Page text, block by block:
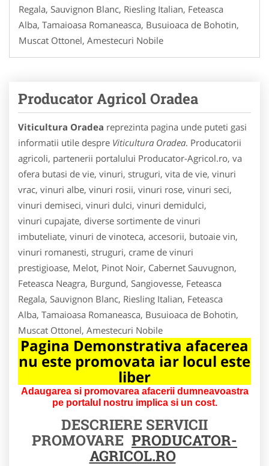
Regala, Sauvignon Blanc, Riesling Italian, Feteasca
Alba, Tamaioasa Romaneasca, Busuioaca de Bohotin,
Muscat Ottonel, Amestecuri Nobile
Producator Agricol Oradea
Viticultura Oradea reprezinta pagina unde puteti gasi
informatii utile despre Viticultura Oradea. Producatorii
agricoli, partenerii portalului Producator-Agricol.ro, va
ofera butasi de vie, vinuri, struguri, vita de vie, vinuri
vrac, vinuri albe, vinuri rosii, vinuri rose, vinuri seci,
vinuri demiseci, vinuri dulci, vinuri demidulci,
vinuri cupajate, diverse sortimente de vinuri
imbuteliate, vinuri de vinoteca, accesorii, butoaie vin,
vinuri romanesti, struguri, crame de vinuri
prestigioase, Melot, Pinot Noir, Cabernet Sauvugnon,
Feteasca Neagra, Burgund, Sangiovesse, Feteasca
Regala, Sauvignon Blanc, Riesling Italian, Feteasca
Alba, Tamaioasa Romaneasca, Busuioaca de Bohotin,
Muscat Ottonel, Amestecuri Nobile
Pagina Demonstrativa afacerea
nu este promovata iar locul este
liber
Adaugarea si promovarea afacerii dumneavoastra
pe portalul nostru implica si un cost.
DESCRIERE SERVICII
PROMOVARE PRODUCATOR-
AGRICOL.RO